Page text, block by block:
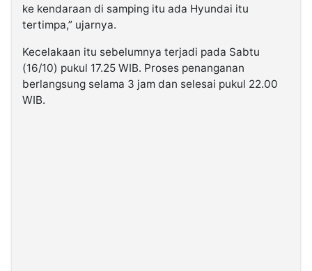
ke kendaraan di samping itu ada Hyundai itu
tertimpa,” ujarnya.
Kecelakaan itu sebelumnya terjadi pada Sabtu
(16/10) pukul 17.25 WIB. Proses penanganan
berlangsung selama 3 jam dan selesai pukul 22.00
WIB.